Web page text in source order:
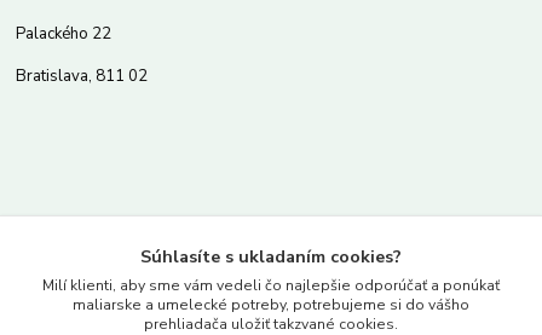
Palackého 22
Bratislava, 811 02
www.merkantil.sk
Súhlasíte s ukladaním cookies?
Milí klienti, aby sme vám vedeli čo najlepšie odporúčať a ponúkať
maliarske a umelecké potreby, potrebujeme si do vášho
prehliadača uložiť takzvané cookies.